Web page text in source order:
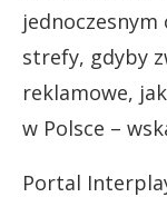
jednoczesnym
strefy, gdyby
reklamowe,
w Polsce –
Portal